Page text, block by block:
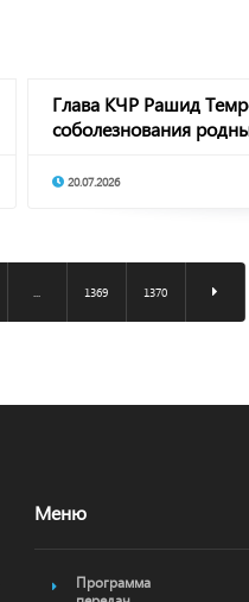
Глава КЧР Рашид
соболезнования
20.07.2026
1369 1370
Меню
Программа